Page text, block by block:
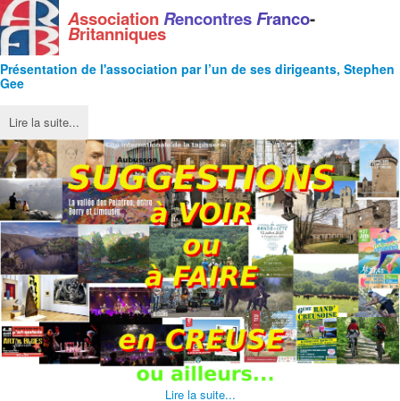
AssociationRencontresFranco-
Britanniques
Présentation de l'association par l’un de ses dirigeants, Stephen
Gee
Lire la suite...
Lire la suite...